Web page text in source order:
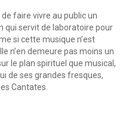
faire vivre au public un
qui servit de laboratoire pour
si cette musique n’est
n’en demeure pas moins un
le plan spirituel que musical,
de ses grandes fresques,
Cantates.